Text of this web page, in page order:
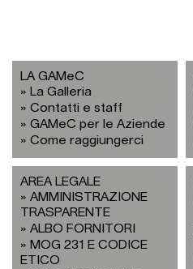
LA GAMeC
La Galleria
Contatti e staff
GAMeC per le Aziende
Come raggiungerci
AREA LEGALE
AMMINISTRAZIONE
TRASPARENTE
ALBO FORNITORI
MOG 231 E CODICE
ETICO